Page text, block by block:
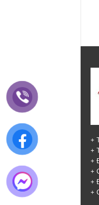
+
+
+
+
+
+